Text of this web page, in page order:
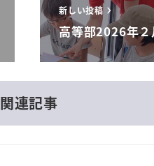
新しい投稿
高等部2026年
関連記事